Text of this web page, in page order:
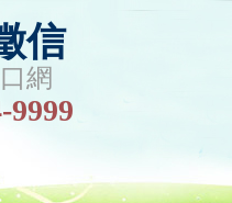
信
網
9999